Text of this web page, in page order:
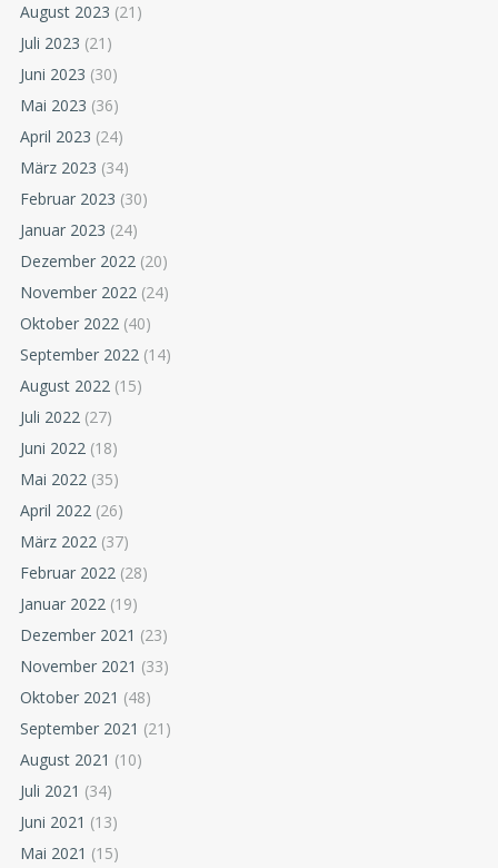
August 2023 (21)
Juli 2023 (21)
Juni 2023 (30)
Mai 2023 (36)
April 2023 (24)
März 2023 (34)
Februar 2023 (30)
Januar 2023 (24)
Dezember 2022 (20)
November 2022 (24)
Oktober 2022 (40)
September 2022 (14)
August 2022 (15)
Juli 2022 (27)
Juni 2022 (18)
Mai 2022 (35)
April 2022 (26)
März 2022 (37)
Februar 2022 (28)
Januar 2022 (19)
Dezember 2021 (23)
November 2021 (33)
Oktober 2021 (48)
September 2021 (21)
August 2021 (10)
Juli 2021 (34)
Juni 2021 (13)
Mai 2021 (15)